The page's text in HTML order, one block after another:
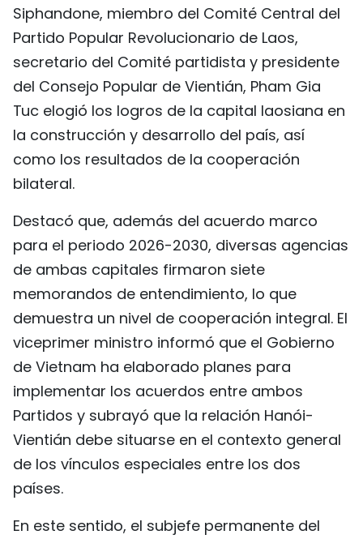
РУССКИЙ
Siphandone, miembro del Comité Central del
Partido Popular Revolucionario de Laos,
secretario del Comité partidista y presidente
del Consejo Popular de Vientián, Pham Gia
Tuc elogió los logros de la capital laosiana en
la construcción y desarrollo del país, así
como los resultados de la cooperación
bilateral.
Destacó que, además del acuerdo marco
para el periodo 2026-2030, diversas agencias
de ambas capitales firmaron siete
memorandos de entendimiento, lo que
demuestra un nivel de cooperación integral. El
viceprimer ministro informó que el Gobierno
de Vietnam ha elaborado planes para
implementar los acuerdos entre ambos
Partidos y subrayó que la relación Hanói-
Vientián debe situarse en el contexto general
de los vínculos especiales entre los dos
países.
En este sentido, el subjefe permanente del